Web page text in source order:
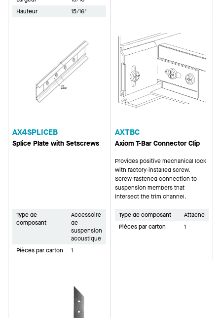
Hauteur
15/16"
AX4SPLICEB
Splice Plate with Setscrews
Type de
composant
Accessoire
de
suspension
acoustique
Pièces par carton
1
AXTBC
Axiom T-Bar Connector Clip
Provides positive mechanical lock
with factory-installed screw.
Screw-fastened connection to
suspension members that
intersect the trim channel.
Type de composant
Attache
Pièces par carton
1